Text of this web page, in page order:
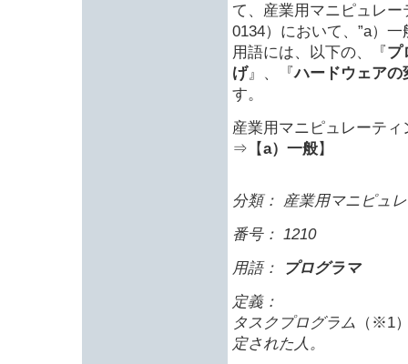
て、産業用マニピュレ
0134）において、”a）
用語には、以下の、『プ
げ』、『ハードウェアの
す。
産業用マニピュレーテ
⇒【a）一般】
分類： 産業用マニピュ
番号： 1210
用語：
プログラマ
定義：
タスクプログラム （※1
定された人。